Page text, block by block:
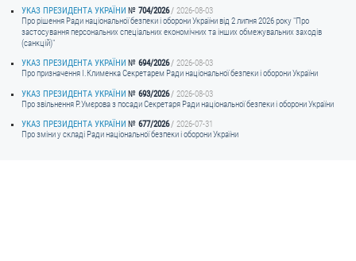
УКАЗ ПРЕЗИДЕНТА УКРАЇНИ
704/2026
2026-08-03
Про рішення Ради національної безпеки і оборони України від 2 липня 2026 року "Про
застосування персональних спеціальних економічних та інших обмежувальних заходів
(санкцій)"
УКАЗ ПРЕЗИДЕНТА УКРАЇНИ
694/2026
2026-08-03
Про призначення I.Клименка Секретарем Ради національної безпеки і оборони України
УКАЗ ПРЕЗИДЕНТА УКРАЇНИ
693/2026
2026-08-03
Про звільнення Р.Умєрова з посади Секретаря Ради національної безпеки і оборони України
УКАЗ ПРЕЗИДЕНТА УКРАЇНИ
677/2026
2026-07-31
Про зміни у складі Ради національної безпеки і оборони України